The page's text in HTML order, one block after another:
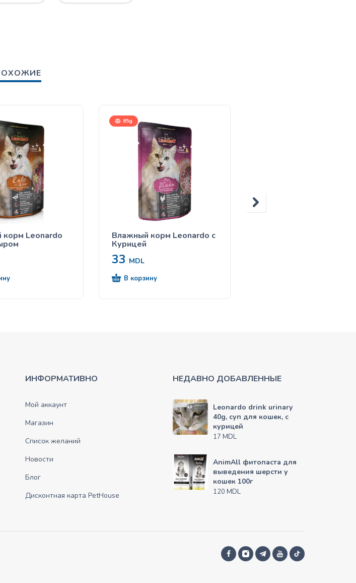
Leonardo
85g
Влажный корм Leonardo с
Курицей
33 MDL
В корзину
ИНФОРМАТИВНО
Мой аккаунт
Магазин
Список желаний
Новости
Блог
Дисконтная карта PetHouse
НЕДАВНО ДОБАВЛЕННЫЕ
Leonardo drink urinary
40g, суп для кошек, с
курицей
17 MDL
AnimAll фитопаста для
выведения шерсти у
кошек 100г
120 MDL